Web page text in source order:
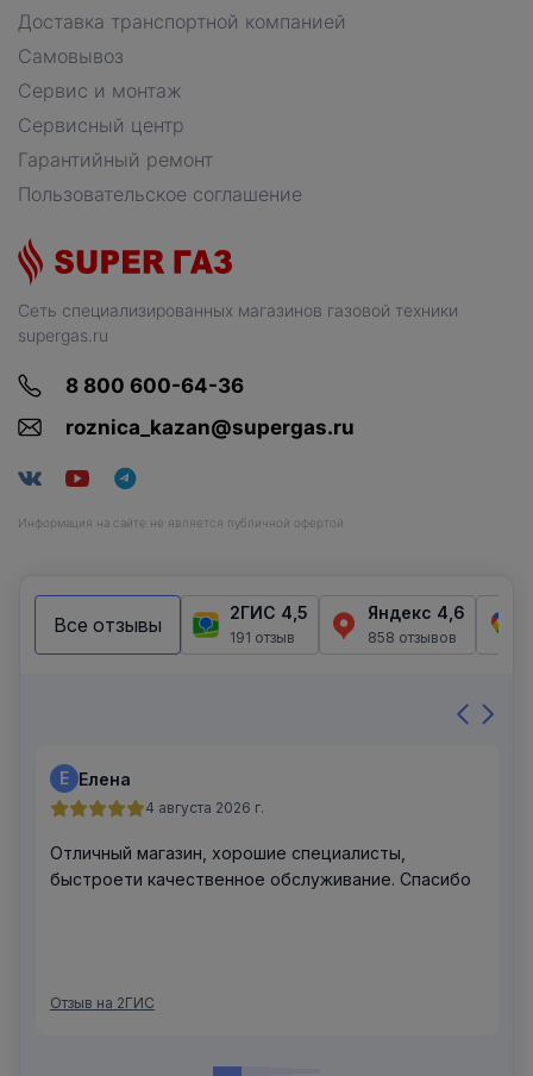
Сеть специализированных магазинов газовой техники
supergas.ru
8 800 600-64-36
roznica_kazan@supergas.ru
Информация на сайте не является публичной офертой
Доставка транспортной компанией
Самовывоз
Сервис и монтаж
Сервисный центр
Гарантийный ремонт
Пользовательское соглашение